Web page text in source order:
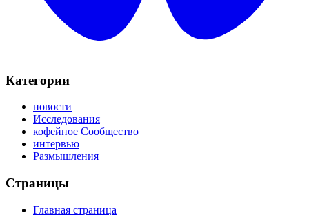
Категории
новости
Исследования
кофейное Сообщество
интервью
Размышления
Страницы
Главная страница